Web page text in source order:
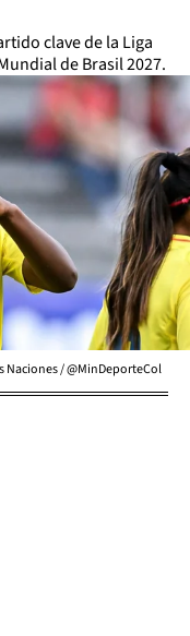
clave de la Liga
de Brasil 2027.
Naciones / @MinDeporteCol